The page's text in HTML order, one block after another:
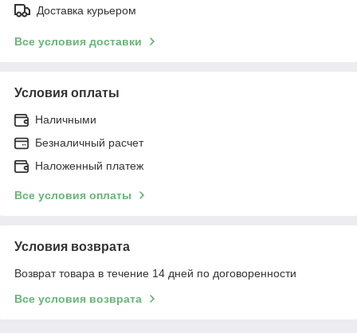
Доставка курьером
Все условия доставки
Условия оплаты
Наличными
Безналичный расчет
Наложенный платеж
Все условия оплаты
Условия возврата
Возврат товара в течение 14 дней по договоренности
Все условия возврата